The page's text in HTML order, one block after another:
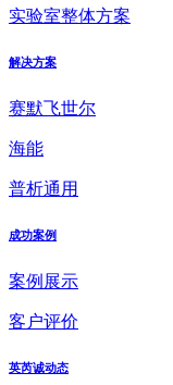
实验室整体方案
解决方案
赛默飞世尔
海能
普析通用
成功案例
案例展示
客户评价
英芮诚动态